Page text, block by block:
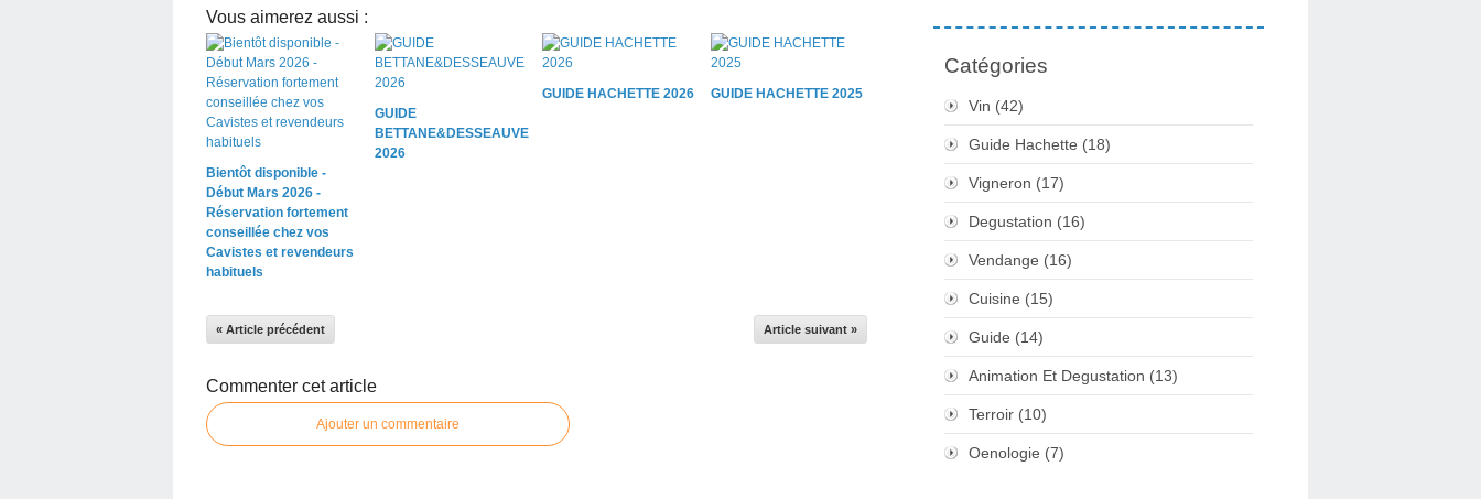
Vous aimerez aussi :
Bientôt disponible -
Début Mars 2026 -
Réservation fortement
conseillée chez vos
Cavistes et revendeurs
habituels
GUIDE
BETTANE&DESSEAUVE
2026
GUIDE HACHETTE 2026 GUIDE HACHETTE 2025
« Article précédent Article suivant »
Commenter cet article
Ajouter un commentaire
Catégories
Vin (42)
Guide Hachette (18)
Vigneron (17)
Degustation (16)
Vendange (16)
Cuisine (15)
Guide (14)
Animation Et Degustation (13)
Terroir (10)
Oenologie (7)